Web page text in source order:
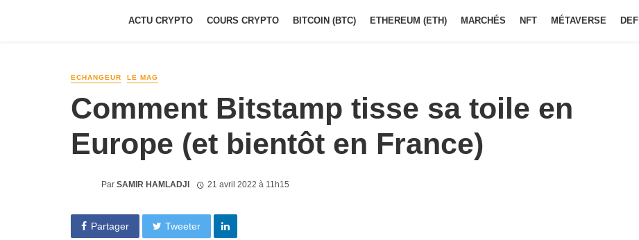
ACTU CRYPTO COURS CRYPTO BITCOIN (BTC) ETHEREUM (ETH) MARCHÉS NFT MÉTAVERSE DEFI
ECHANGEUR LE MAG
Comment Bitstamp tisse sa toile en
Europe (et bientôt en France)
Par SAMIR HAMLADJI 21 avril 2022 à 11h15
Partager Tweeter